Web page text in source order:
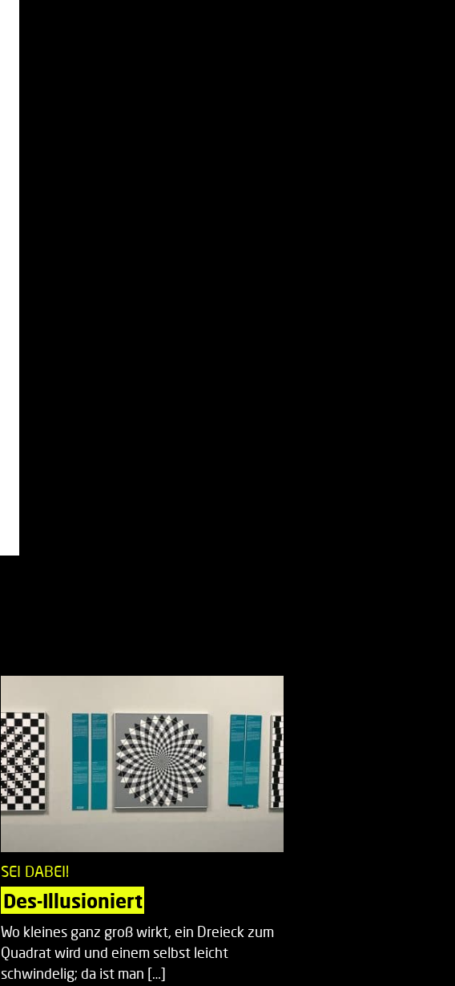
SEI DABEI!
Des-Illusioniert
Wo kleines ganz groß wirkt, ein Dreieck zum
Quadrat wird und einem selbst leicht
schwindelig; da ist man […]